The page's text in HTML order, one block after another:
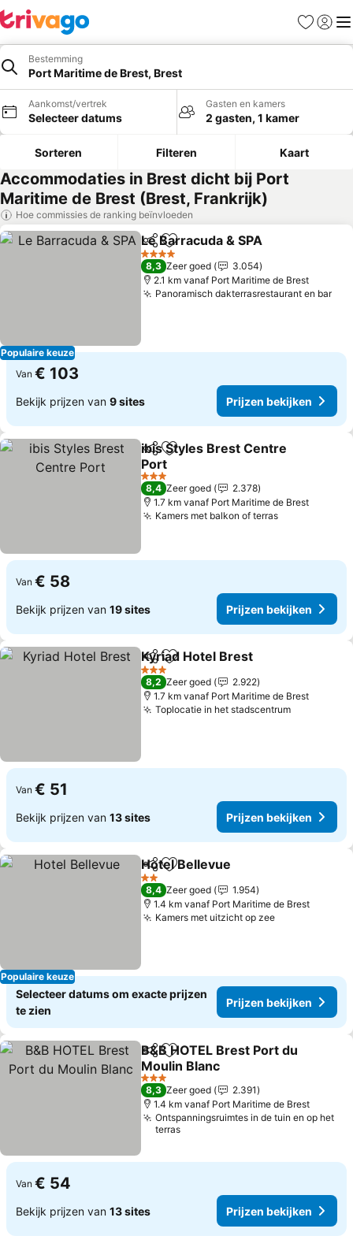
Favorieten
Bestemming
Port Maritime de Brest, Brest
Aankomst/vertrek
Selecteer datums
Gasten en kamers
2 gasten, 1 kamer
Sorteren Filteren Kaart
Accommodaties in Brest dicht bij Port
Maritime de Brest (Brest, Frankrijk)
Hoe commissies de ranking beïnvloeden
Populaire keuze
DelenToevoegen aan favorieten
Le Barracuda & SPA
4 Sterren
8,3 Zeer goed
3.054
2.1 km vanaf Port Maritime de Brest
Panoramisch dakterrasrestaurant en bar
Van € 103
Bekijk prijzen van 9 sites Prijzen bekijken
DelenToevoegen aan favorieten
ibis Styles Brest Centre
Port
Prijzen bekijken
3 Sterren
8,4 Zeer goed
2.378
1.7 km vanaf Port Maritime de Brest
Kamers met balkon of terrasPrijzen
Van € 58
Bekijk prijzen van 19 sites Prijzen bekijken
DelenToevoegen aan favorieten
Kyriad Hotel Brest
3 Sterren
8,2 Zeer goed
2.922
1.7 km vanaf Port Maritime de Brest
Toplocatie in het stadscentrumPrijzen
Van € 51
Bekijk prijzen van 13 sites Prijzen bekijken
Populaire keuze
DelenToevoegen aan favorieten
Hotel Bellevue
2 Sterren
8,4 Zeer goed
1.954
1.4 km vanaf Port Maritime de Brest
Kamers met uitzicht op zeePrijzen
Selecteer datums om exacte prijzen
te zien
Prijzen bekijken
DelenToevoegen aan favorieten
B&B HOTEL Brest Port du
Moulin Blanc
Prijzen bekijken
3 Sterren
8,3 Zeer goed
2.391
1.4 km vanaf Port Maritime de Brest
Ontspanningsruimtes in de tuin en op het
terras
Van € 54
Bekijk prijzen van 13 sites Prijzen bekijken